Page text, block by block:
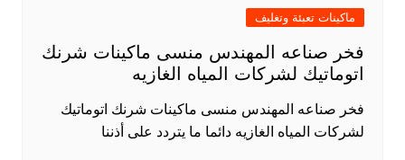
ماكينات تعبئة وتغليف
فخر صناعه المهندس منسى ماكينات شرنك
اتوماتيك لشركات المياه الغازيه
فخر صناعه المهندس منسى ماكينات شرنك اتوماتيك
لشركات المياه الغازيه دائما ما يتردد على أذننا